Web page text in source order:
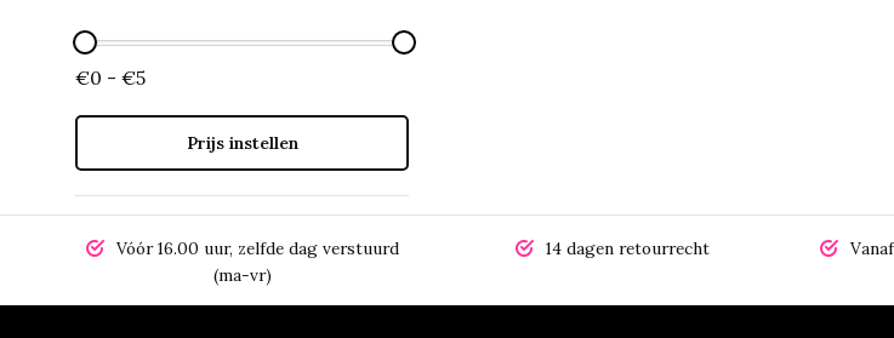
€0 - €5
Prijs instellen
Vóór 16.00 uur, zelfde dag verstuurd
(ma-vr)
14 dagen retourrecht